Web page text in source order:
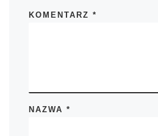
KOMENTARZ*
NAZWA*